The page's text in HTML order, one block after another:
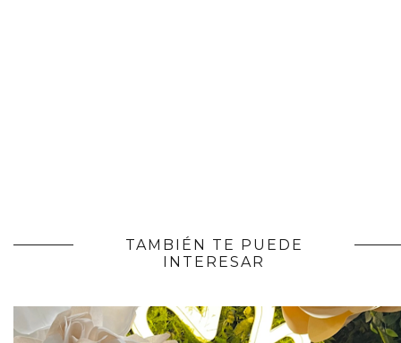
TAMBIÉN TE PUEDE
INTERESAR